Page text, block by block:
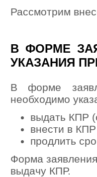
Рассмотрим
В ФОРМЕ
УКАЗАНИЯ
В форме
необходимо
выдать КПР
внести в
продлить
Форма
выдачу КПР.